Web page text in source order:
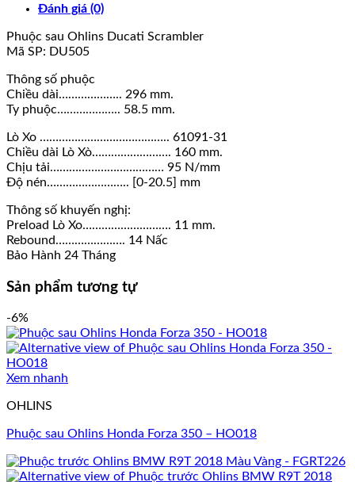
Đánh giá (0)
Phuộc sau Ohlins Ducati Scrambler
Mã SP: DU505
Thông số phuộc
Chiều dài……………….. 296 mm.
Ty phuộc……………….. 58.5 mm.
Lò Xo ………………………………….. 61091-31
Chiều dài Lò Xò……………………. 160 mm.
Chịu tải……………………………… 95 N/mm
Độ nén…………………….. [0-20.5] mm
Thông số khuyến nghị:
Preload Lò Xo………………………. 11 mm.
Rebound…………………. 14 Nấc
Bảo Hành 24 Tháng
Sản phẩm tương tự
-6%
Xem nhanh
OHLINS
Phuộc sau Ohlins Honda Forza 350 – HO018